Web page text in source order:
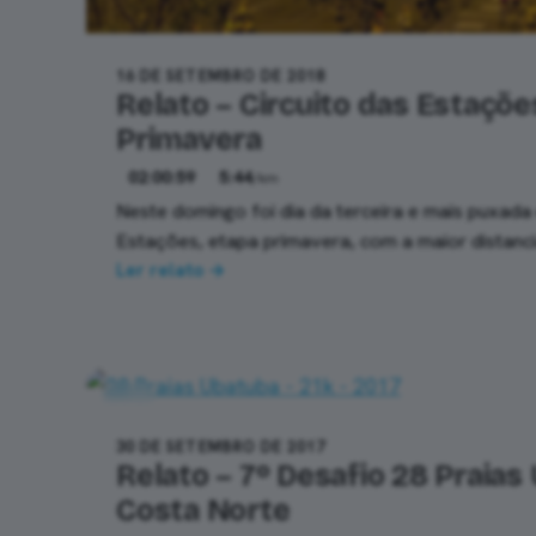
16 DE SETEMBRO DE 2018
Relato – Circuito das
Primavera
02:00:59 5:44/km
Neste domingo foi dia da terceira e mais
Estações, etapa primavera, com a maior
Ler relato →
30 DE SETEMBRO DE 2017
Relato – 7º Desafio 28 Praias
Costa Norte